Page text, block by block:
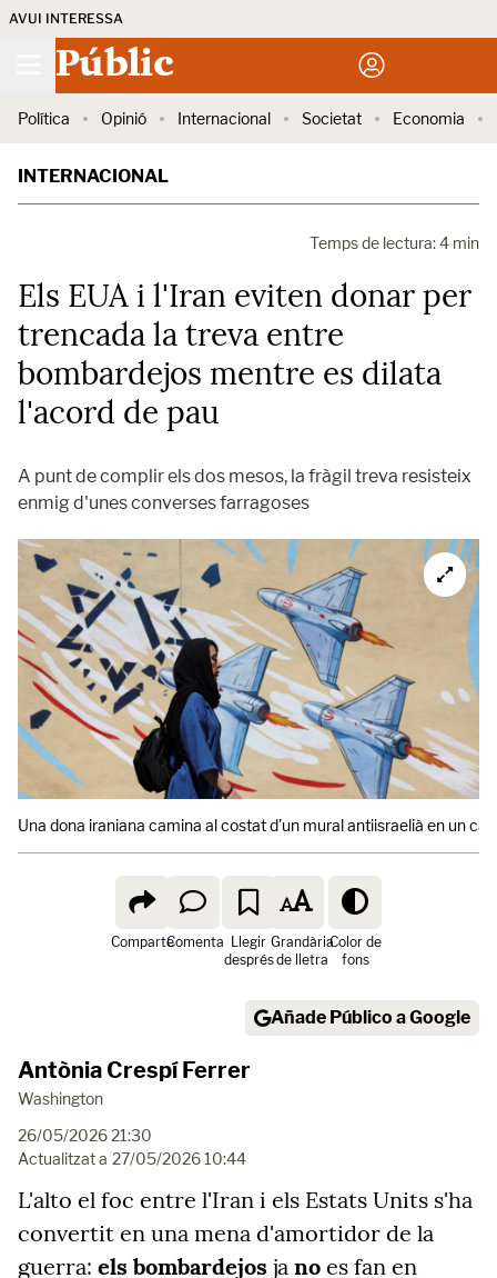
AVUI INTERESSA
Públic
Política Opinió Internacional Societat Economia
INTERNACIONAL
Temps de lectura: 4 min
Els EUA i l'Iran eviten donar per
trencada la treva entre
bombardejos mentre es dilata
l'acord de pau
A punt de complir els dos mesos, la fràgil treva resisteix
enmig d'unes converses farragoses
Una dona iraniana camina al costat d'un mural antiisraelià en un
ComparteComenta Llegir
després
Grandària
de lletra
Color de
fons
Añade Público a Google
Antònia Crespí Ferrer
Washington
26/05/2026 21:30
Actualitzat a 27/05/2026 10:44
L'alto el foc entre l'Iran i els Estats Units s'ha
convertit en una mena d'amortidor de la
guerra: els bombardejos ja no es fan en